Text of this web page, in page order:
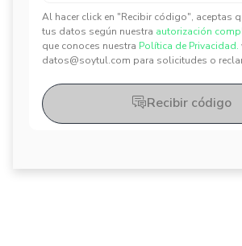
Al hacer click en "Recibir código", aceptas
tus datos según nuestra autorización
que conoces nuestra Política de Privacidad.
datos@soytul.com para solicitudes o
Recibir código